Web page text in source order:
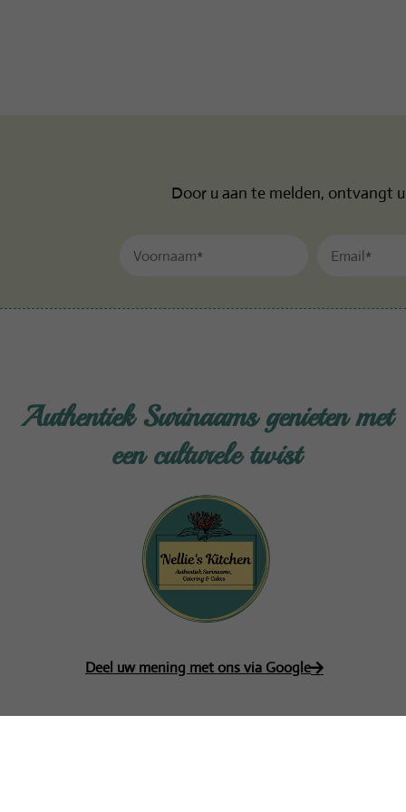
Door u aan te melden, ontvangt
Authentiek Surinaams genieten met
een culturele twist
Deel uw mening met ons via Google